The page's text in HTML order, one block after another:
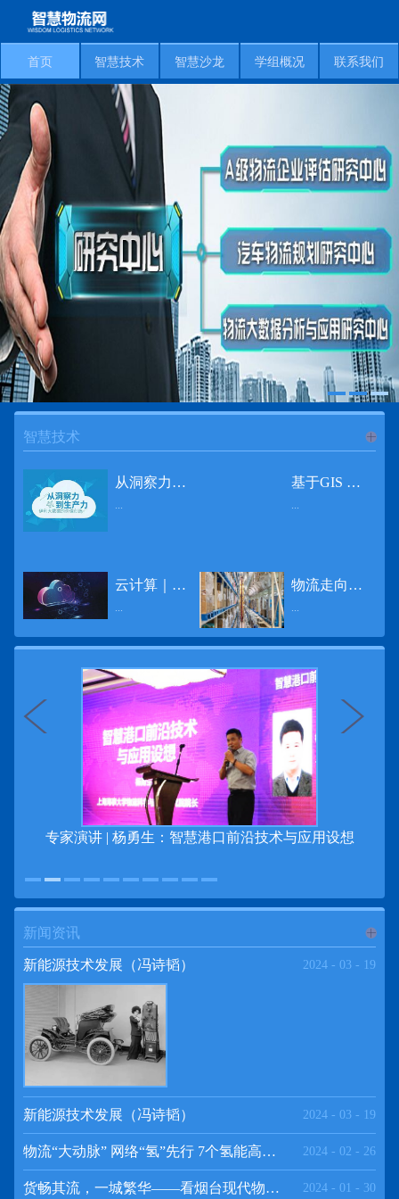
首页 智慧技术 智慧沙龙 学组概况 联系我们
智慧技术
从洞察力到生产力 伊利大数据的价值创造
...
基于GIS 的小城市交通网络分析研究
...
云计算｜边缘计算将为物联网行业带来巨大增长
...
物流走向未来的“魔法师”
...
专家演讲 | 杨勇生：智慧港口前沿技术与应用设想
新闻资讯
新能源技术发展（冯诗韬） 2024 - 03 - 19
新能源技术发展（冯诗韬） 2024 - 03 - 19
物流“大动脉” 网络“氢”先行 7个氢能高速场景落地京津冀 2024 - 02 - 26
货畅其流，一城繁华——看烟台现代物流发展 2024 - 01 - 30
频道
>>